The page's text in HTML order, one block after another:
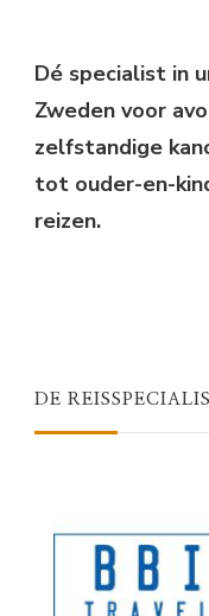
Dé specialist in
Zweden voor
zelfstandige
tot ouder-en-
reizen.
DE